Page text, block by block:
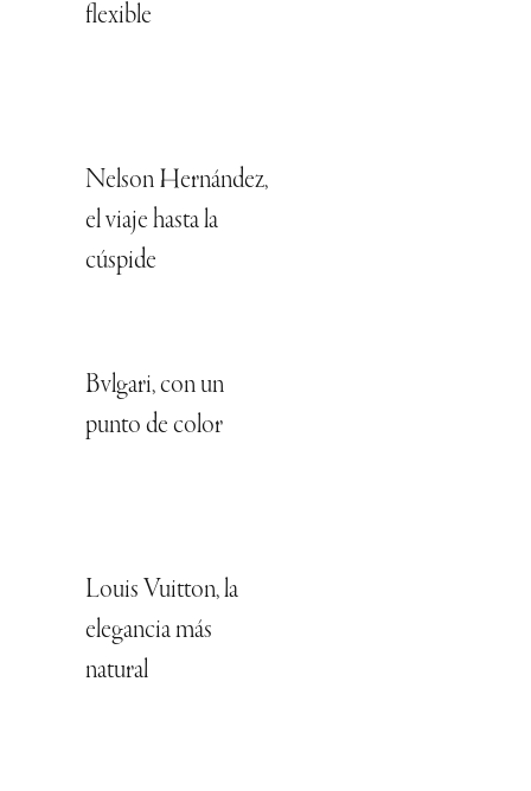
flexible
Nelson Hernández,
el viaje hasta la
cúspide
Bvlgari, con un
punto de color
Louis Vuitton, la
elegancia más
natural